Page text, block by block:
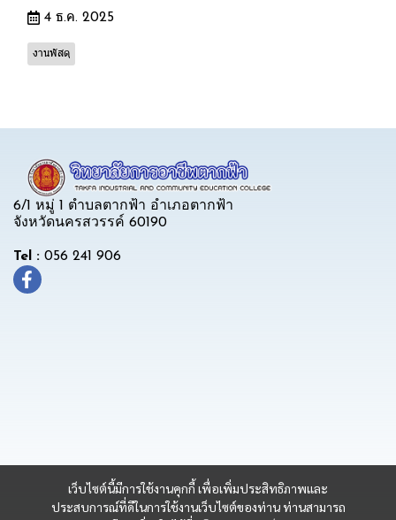
4 ธ.ค. 2025
งานพัสดุ
เว็บไซต์นี้มีการใช้งานคุกกี้ เพื่อเพิ่มประสิทธิภาพและ
ประสบการณ์ที่ดีในการใช้งานเว็บไซต์ของท่าน ท่านสามารถ
6/1 หมู่ 1 ตำบลตากฟ้า อำเภอตากฟ้า
จังหวัดนครสวรรค์ 60190
Tel : 056 241 906